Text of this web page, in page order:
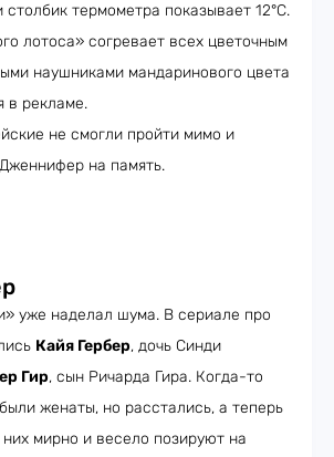
столбик термометра показывает 12°C.
лотоса» согревает всех цветочным
наушниками мандаринового цвета
в рекламе.
не смогли пройти мимо и
на память.
уже наделал шума. В сериале про
Кайя Гербер, дочь Синди
Гир, сын Ричарда Гира. Когда-то
женаты, но расстались, а теперь
мирно и весело позируют на